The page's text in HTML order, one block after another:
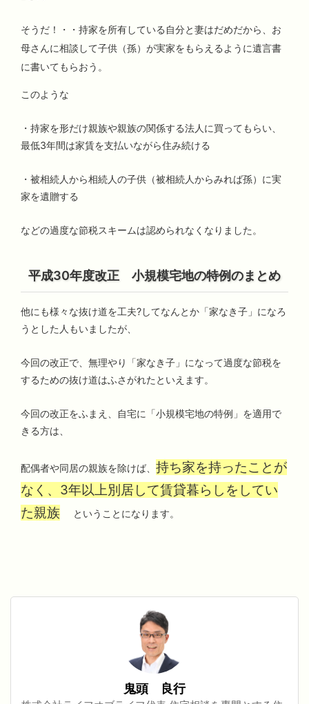
そうだ！・・持家を所有している自分と妻はだめだから、お
母さんに相談して子供（孫）が実家をもらえるように遺言書
に書いてもらおう。
このような
・持家を形だけ親族や親族の関係する法人に買ってもらい、
最低3年間は家賃を支払いながら住み続ける
・被相続人から相続人の子供（被相続人からみれば孫）に実
家を遺贈する
などの過度な節税スキームは認められなくなりました。
平成30年度改正 小規模宅地の特例のまとめ
他にも様々な抜け道を工夫?してなんとか「家なき子」になろ
うとした人もいましたが、
今回の改正で、無理やり「家なき子」になって過度な節税を
するための抜け道はふさがれたといえます。
今回の改正をふまえ、自宅に「小規模宅地の特例」を適用で
きる方は、
配偶者や同居の親族を除けば、 持ち家を持ったことが
なく、3年以上別居して賃貸暮らしをしてい
た親族
ということになります。
鬼頭 良行